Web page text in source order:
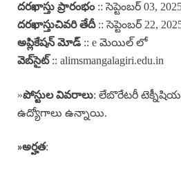
దరఖాస్తు ప్రారంభం:: సెప్టెంబర్ 03,
దరఖాస్తుచివరి తేదీ:: సెప్టెంబర్ 22,
అప్లికేషన్ మోడ్ :: e మెయిల్ లో
వెబ్‌సైట్:: alimsmangalagiri.edu.in
»పోస్టుల వివరాలు: లేబొరేటరీ
ఉద్యోగాలు ఉన్నాయి.
»అర్హత: